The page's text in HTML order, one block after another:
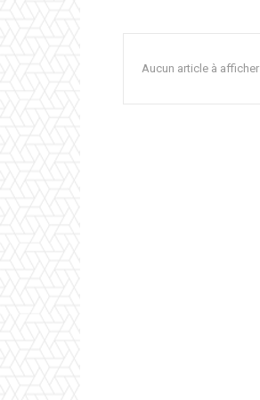
Aucun article à afficher